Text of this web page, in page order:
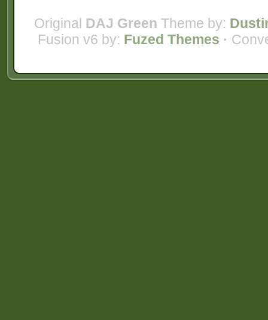
Original DAJ Green Theme by:
Fusion v6 by: Fuzed Themes ·